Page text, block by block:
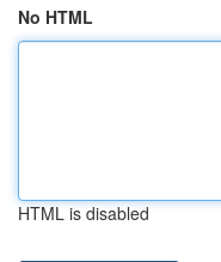
No HTML
HTML is disabled